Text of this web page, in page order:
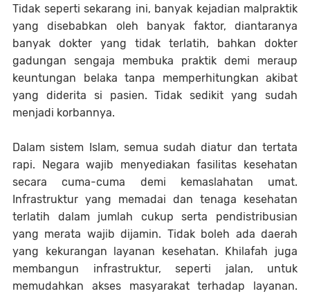
Tidak seperti sekarang ini, banyak kejadian malpraktik
yang disebabkan oleh banyak faktor, diantaranya
banyak dokter yang tidak terlatih, bahkan dokter
gadungan sengaja membuka praktik demi meraup
keuntungan belaka tanpa memperhitungkan akibat
yang diderita si pasien. Tidak sedikit yang sudah
menjadi korbannya.
Dalam sistem Islam, semua sudah diatur dan tertata
rapi. Negara wajib menyediakan fasilitas kesehatan
secara cuma-cuma demi kemaslahatan umat.
Infrastruktur yang memadai dan tenaga kesehatan
terlatih dalam jumlah cukup serta pendistribusian
yang merata wajib dijamin. Tidak boleh ada daerah
yang kekurangan layanan kesehatan. Khilafah juga
membangun infrastruktur, seperti jalan, untuk
memudahkan akses masyarakat terhadap layanan.